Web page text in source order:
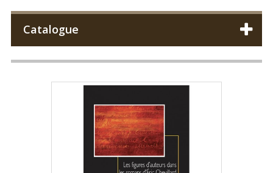
Catalogue